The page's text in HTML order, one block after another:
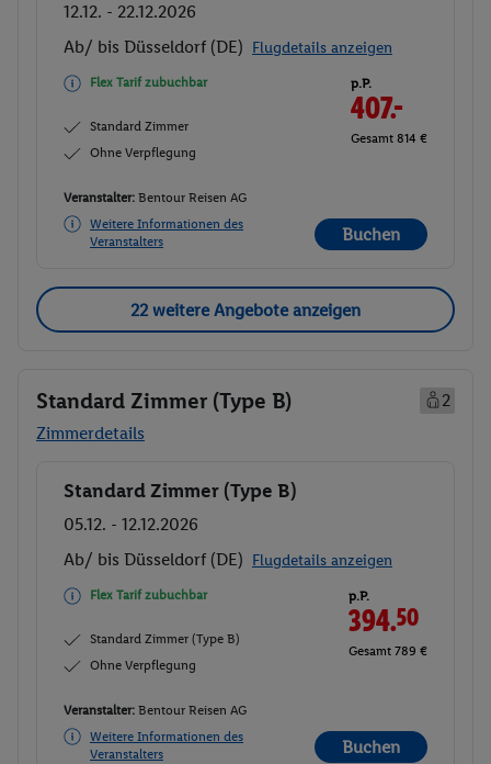
12.12. - 22.12.2026
Ab/ bis Düsseldorf (DE) Flugdetails anzeigen
Flex Tarif zubuchbar
Standard Zimmer
Ohne Verpflegung
p.P.
407.-
Gesamt 814 €
Veranstalter: Bentour Reisen AG
Weitere Informationen des
Veranstalters
Buchen
22 weitere Angebote anzeigen
Standard Zimmer (Type B)
2
Zimmerdetails
Buchen
Standard Zimmer (Type B)
05.12. - 12.12.2026
Ab/ bis Düsseldorf (DE) Flugdetails anzeigen
Flex Tarif zubuchbar
Standard Zimmer (Type B)
Ohne Verpflegung
p.P.
394.50
Gesamt 789 €
Veranstalter: Bentour Reisen AG
Weitere Informationen des
Veranstalters
Buchen